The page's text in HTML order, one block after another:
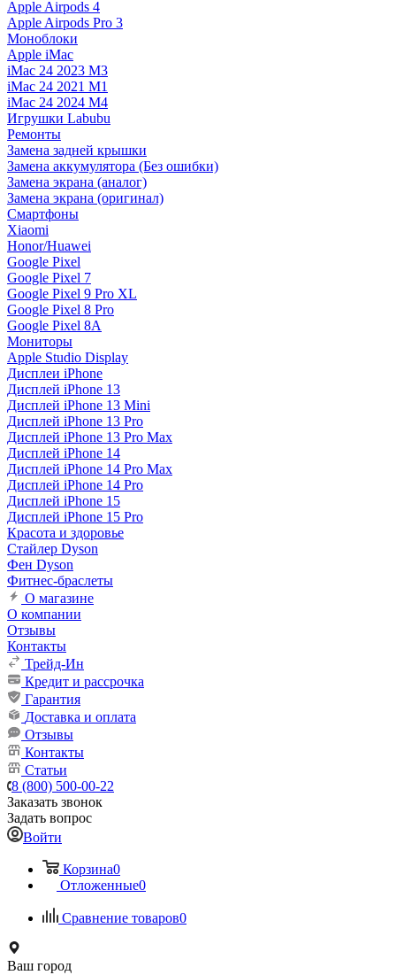
Apple Airpods 4
Apple Airpods Pro 3
Моноблоки
Apple iMac
iMac 24 2023 M3
iMac 24 2021 M1
iMac 24 2024 M4
Игрушки Labubu
Ремонты
Замена задней крышки
Замена аккумулятора (Без ошибки)
Замена экрана (аналог)
Замена экрана (оригинал)
Смартфоны
Xiaomi
Honor/Huawei
Google Pixel
Google Pixel 7
Google Pixel 9 Pro XL
Google Pixel 8 Pro
Google Pixel 8A
Мониторы
Apple Studio Display
Дисплеи iPhone
Дисплей iPhone 13
Дисплей iPhone 13 Mini
Дисплей iPhone 13 Pro
Дисплей iPhone 13 Pro Max
Дисплей iPhone 14
Дисплей iPhone 14 Pro Max
Дисплей iPhone 14 Pro
Дисплей iPhone 15
Дисплей iPhone 15 Pro
Красота и здоровье
Стайлер Dyson
Фен Dyson
Фитнес-браслеты
О магазине
О компании
Отзывы
Контакты
Трейд-Ин
Кредит и рассрочка
Гарантия
Доставка и оплата
Отзывы
Контакты
Статьи
8 (800) 500-00-22
Заказать звонок
Задать вопрос
Войти
Корзина0
Отложенные0
Сравнение товаров0
Ваш город